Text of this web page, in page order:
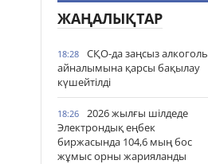
ЖАҢАЛЫҚТАР
18:28
СҚО-да заңсыз алкоголь
айналымына қарсы бақылау
күшейтілді
18:26
2026 жылғы шілдеде
Электрондық еңбек
биржасында 104,6 мың бос
жұмыс орны жарияланды